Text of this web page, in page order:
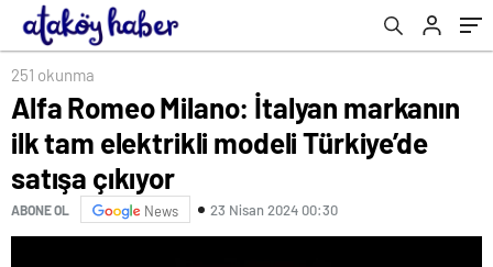
251 okunma
Alfa Romeo Milano: İtalyan markanın
ilk tam elektrikli modeli Türkiye’de
satışa çıkıyor
ABONE OL News 23 Nisan 2024 00:30